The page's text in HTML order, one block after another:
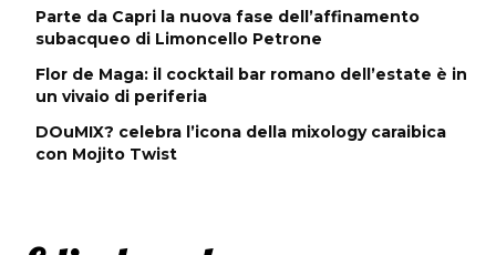
Parte da Capri la nuova fase dell’affinamento
subacqueo di Limoncello Petrone
Flor de Maga: il cocktail bar romano dell’estate è in
un vivaio di periferia
DOuMIX? celebra l’icona della mixology caraibica
con Mojito Twist